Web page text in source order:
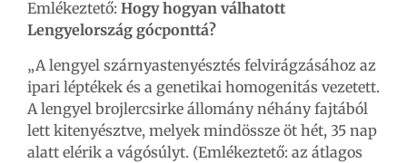
Emlékeztető: Hogy hogyan válhatott
Lengyelország gócponttá?
„A lengyel szárnyastenyésztés felvirágzásához az
ipari léptékek és a genetikai homogenitás vezetett.
A lengyel brojlercsirke állomány néhány fajtából
lett kitenyésztve, melyek mindössze öt hét, 35 nap
alatt elérik a vágósúlyt. (Emlékeztető: az átlagos